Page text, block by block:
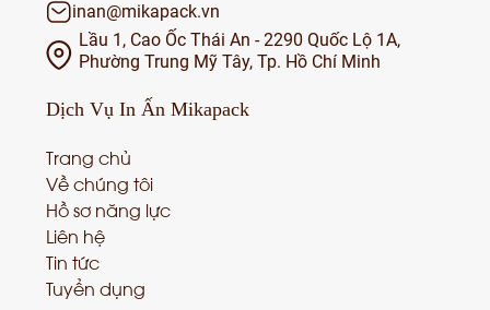
inan@mikapack.vn
Lầu 1, Cao Ốc Thái An - 2290 Quốc Lộ 1A,
Phường Trung Mỹ Tây, Tp. Hồ Chí Minh
Dịch Vụ In Ấn Mikapack
Trang chủ
Về chúng tôi
Hồ sơ năng lực
Liên hệ
Tin tức
Tuyển dụng